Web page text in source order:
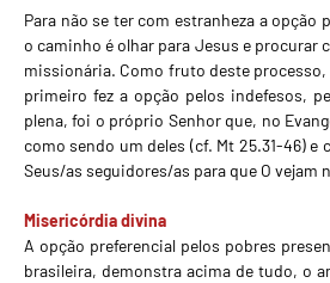
Para não se ter com estranheza a opção
o caminho é olhar para Jesus e procurar
missionária. Como fruto deste
primeiro fez a opção pelos indefesos,
plena, foi o próprio Senhor que, no
como sendo um deles (cf. Mt 25.31-46) e
Seus/as seguidores/as para que O vejam
Misericórdia divina
A opção preferencial pelos pobres
brasileira, demonstra acima de tudo, o